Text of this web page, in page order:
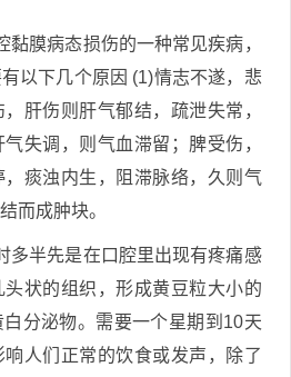
黏膜病态损伤的一种常见疾病，
以下几个原因 (1)情志不遂，悲
肝伤则肝气郁结，疏泄失常，
失调，则气血滞留；脾受伤，
痰浊内生，阻滞脉络，久则气
而成肿块。
多半先是在口腔里出现有疼痛感
状的组织，形成黄豆粒大小的
分泌物。需要一个星期到10天
人们正常的饮食或发声，除了